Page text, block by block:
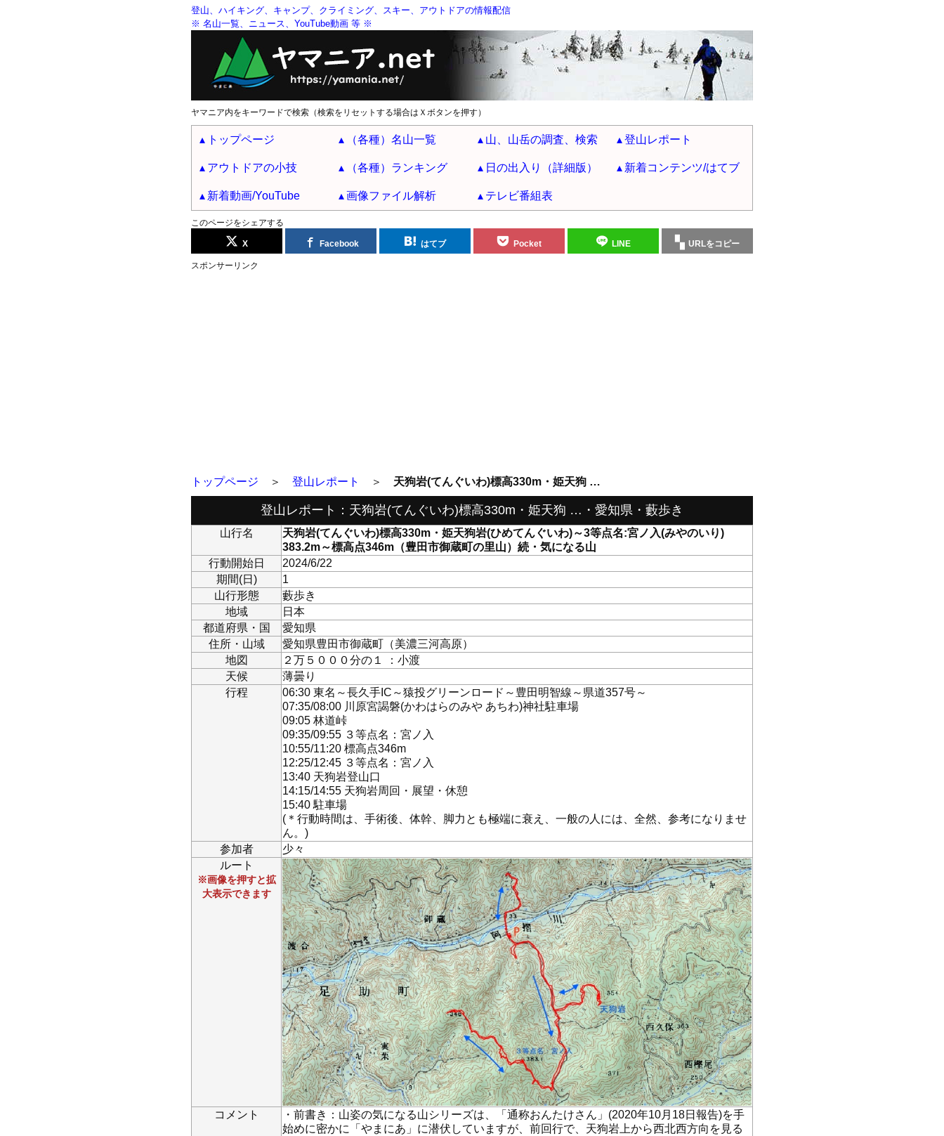
登山、ハイキング、キャンプ、クライミング、スキー、アウトドアの情報配信
※ 名山一覧、ニュース、YouTube動画 等 ※
ヤマニア内をキーワードで検索（検索をリセットする場合はＸボタンを押す）
トップページ （各種）名山一覧 山、山岳の調査、検索 登山レポート
アウトドアの小技 （各種）ランキング 日の出入り（詳細版） 新着コンテンツ/はてブ
新着動画/YouTube 画像ファイル解析 テレビ番組表
このページをシェアする
X Facebook はてブ Pocket LINE URLをコピー
スポンサーリンク
トップページ ＞ 登山レポート ＞ 天狗岩(てんぐいわ)標高330m・姫天狗 …
登山レポート：天狗岩(てんぐいわ)標高330m・姫天狗 …・愛知県・藪歩き
山行名
天狗岩(てんぐいわ)標高330m・姫天狗岩(ひめてんぐいわ)～3等点名:宮ノ入(みやのいり)
383.2m～標高点346m（豊田市御蔵町の里山）続・気になる山
行動開始日
2024/6/22
期間(日)
1
山行形態
藪歩き
地域
日本
都道府県・国
愛知県
住所・山域
愛知県豊田市御蔵町（美濃三河高原）
地図
２万５０００分の１ ：小渡
天候
薄曇り
行程
06:30 東名～長久手IC～猿投グリーンロード～豊田明智線～県道357号～
07:35/08:00 川原宮謁磐(かわはらのみや あちわ)神社駐車場
09:05 林道峠
09:35/09:55 ３等点名：宮ノ入
10:55/11:20 標高点346m
12:25/12:45 ３等点名：宮ノ入
13:40 天狗岩登山口
14:15/14:55 天狗岩周回・展望・休憩
15:40 駐車場
(＊行動時間は、手術後、体幹、脚力とも極端に衰え、一般の人には、全然、参考になりませ
ん。)
参加者
少々
ルート
※画像を押すと拡
大表示できます
コメント
・前書き：山姿の気になる山シリーズは、「通称おんたけさん」(2020年10月18日報告)を手
始めに密かに「やまにあ」に潜伏していますが、前回行で、天狗岩上から西北西方向を見る